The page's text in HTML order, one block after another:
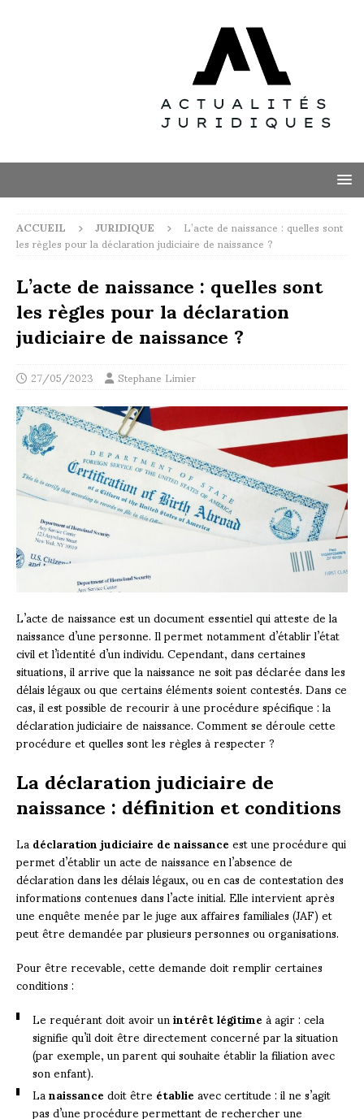
ACCUEIL JURIDIQUE L’acte de naissance : quelles sont
les règles pour la déclaration judiciaire de naissance ?
L’acte de naissance : quelles sont
les règles pour la déclaration
judiciaire de naissance ?
27/05/2023 Stephane Limier
L’acte de naissance est un document essentiel qui atteste de la
naissance d’une personne. Il permet notamment d’établir l’état
civil et l’identité d’un individu. Cependant, dans certaines
situations, il arrive que la naissance ne soit pas déclarée dans les
délais légaux ou que certains éléments soient contestés. Dans ce
cas, il est possible de recourir à une procédure spécifique : la
déclaration judiciaire de naissance. Comment se déroule cette
procédure et quelles sont les règles à respecter ?
La déclaration judiciaire de
naissance : définition et conditions
Ladéclaration judiciaire de naissanceest une procédure qui
permet d’établir un acte de naissance en l’absence de
déclaration dans les délais légaux, ou en cas de contestation des
informations contenues dans l’acte initial. Elle intervient après
une enquête menée par le juge aux affaires familiales (JAF) et
peut être demandée par plusieurs personnes ou organisations.
Pour être recevable, cette demande doit remplir certaines
conditions :
Le requérant doit avoir unintérêt légitimeà agir : cela
signifie qu’il doit être directement concerné par la situation
(par exemple, un parent qui souhaite établir la filiation avec
son enfant).
Lanaissancedoit êtreétablieavec certitude : il ne s’agit
pas d’une procédure permettant de rechercher une